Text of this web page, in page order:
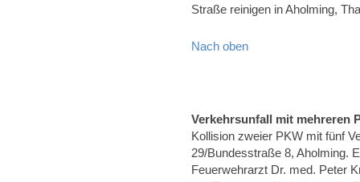
Straße reinigen in Aholming,
Nach oben
Verkehrsunfall mit mehreren
Kollision zweier PKW mit fünf
29/Bundesstraße 8, Aholming.
Feuerwehrarzt Dr. med. Peter